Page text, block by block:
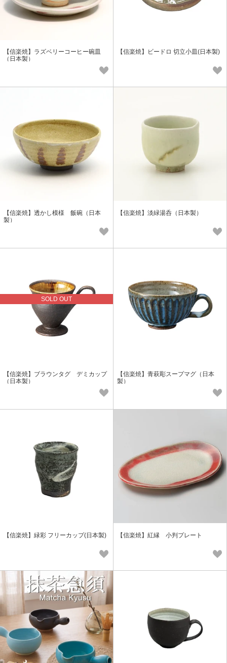
【信楽焼】ラズベリーコーヒー碗皿
（日本製）
【信楽焼】ビードロ 切立小皿(日本製)
【信楽焼】透かし模様 飯碗（日本
製）
【信楽焼】淡緑湯呑（日本製）
SOLD OUT
【信楽焼】ブラウンタグ デミカップ
（日本製）
【信楽焼】青萩彫スープマグ（日本
製）
【信楽焼】緑彩 フリーカップ(日本製) 【信楽焼】紅縁 小判プレート